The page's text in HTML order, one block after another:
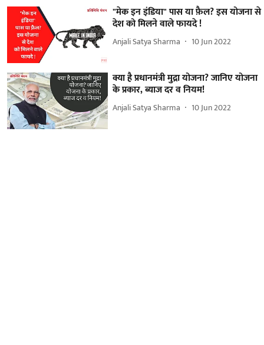
"मेक इन इंडिया" पास या फ़ैल? इस योजना से
देश को मिलने वाले फायदे !
Anjali Satya Sharma 10 Jun 2022
क्या है प्रधानमंत्री मुद्रा योजना? जानिए योजना
के प्रकार, ब्याज दर व नियम!
Anjali Satya Sharma 10 Jun 2022